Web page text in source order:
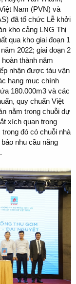
Nam (PVN) và
đã tổ chức Lễ khởi
kho cảng LNG Thị
qua kho giai đoạn 1
2022; giai đoạn 2
thành năm
nhận được tàu vận
hạng mục chính
180.000m3 và các
quy chuẩn Việt
nằm trong chuỗi dự
xích quan trọng
đó có chuỗi nhà
nhu cầu năng